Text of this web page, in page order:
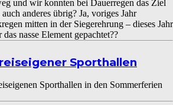
und wir konnten bei Dauerregen das Ziel
anderes übrig? Ja, voriges Jahr
mitten in der Siegerehrung – dieses Jahr
nasse Element gepachtet??
Sporthallen
Sporthallen in den Sommerferien